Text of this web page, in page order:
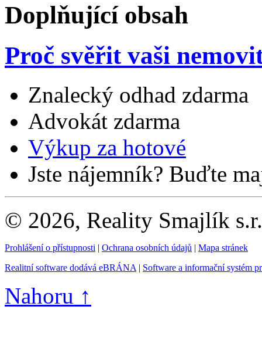
Doplňující obsah
Proč svěřit vaši
Znalecký odhad zdarma
Advokát zdarma
Výkup za hotové
Jste nájemník? Buďte
© 2026, Reality Smajlík
Prohlášení o přístupnosti | Ochrana osobních údajů | Mapa stránek
Realitní software dodává eBRÁNA | Software a informační systém
Nahoru ↑